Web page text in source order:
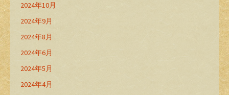
2024年10月
2024年9月
2024年8月
2024年6月
2024年5月
2024年4月